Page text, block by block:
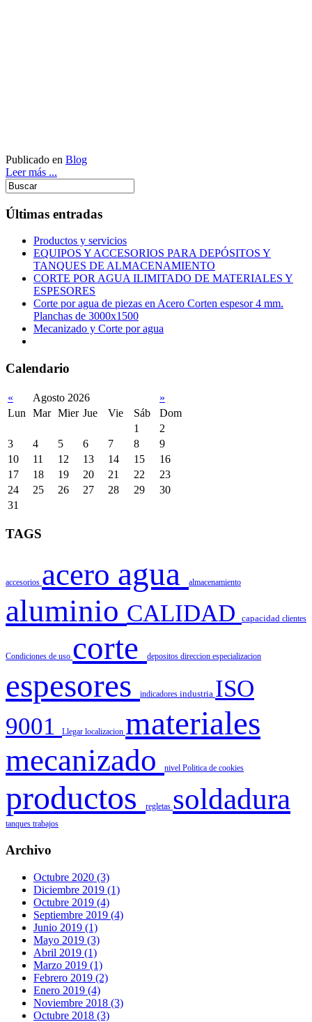
Publicado en Blog
Leer más ...
Últimas entradas
Productos y servicios
EQUIPOS Y ACCESORIOS PARA DEPÓSITOS Y
TANQUES DE ALMACENAMIENTO
CORTE POR AGUA ILIMITADO DE MATERIALES Y
ESPESORES
Corte por agua de piezas en Acero Corten espesor 4 mm.
Planchas de 3000x1500
Mecanizado y Corte por agua
Calendario
« Agosto 2026
»
Lun
Mar Mier Jue Vie Sáb
Dom
1
2
3
4 5 6 7 8
9
10
11 12 13 14 15
16
17
18 19 20 21 22
23
24
25 26 27 28 29
30
31
TAGS
accesorios acero agua almacenamiento
aluminio CALIDAD capacidad clientes
Condiciones de uso corte depositos direccion especializacion
espesores indicadores industria ISO
9001
Llegar localizacion materiales
mecanizado nivel Politica de cookies
productos regletas soldadura
tanques trabajos
Archivo
Octubre 2020 (3)
Diciembre 2019 (1)
Octubre 2019 (4)
Septiembre 2019 (4)
Junio 2019 (1)
Mayo 2019 (3)
Abril 2019 (1)
Marzo 2019 (1)
Febrero 2019 (2)
Enero 2019 (4)
Noviembre 2018 (3)
Octubre 2018 (3)